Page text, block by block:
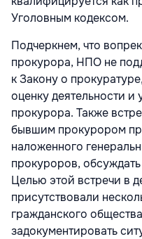
Уголовным кодексом.
Подчеркнем, что
прокурора, НПО не
к Закону о
оценку деятельности и
прокурора. Также
бывшим прокурором
наложенного
прокуроров,
Целью этой встречи в
присутствовали
гражданского
задокументировать